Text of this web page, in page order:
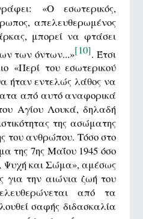
«Ο εσωτερικός,
απελευθερωμένος
μπορεί να φτάσει
των όντων...»[10]. Έτσι
«Περί του εσωτερικού
ήταν εντελώς λάθος να
από αυτό αναφορικά
Αγίου Λουκά, δηλαδή
της ασώματης
του ανθρώπου. Τόσο στο
της 7ης Μαΐου 1945 όσο
Ψυχή και Σώμα», αμέσως
για την αιώνια ζωή του
από τα
σαφής διδασκαλία